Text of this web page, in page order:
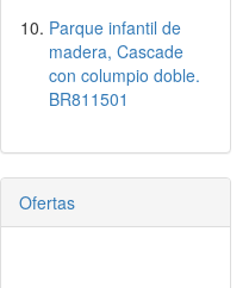
Parque infantil de
madera, Cascade
con columpio doble.
BR811501
Ofertas